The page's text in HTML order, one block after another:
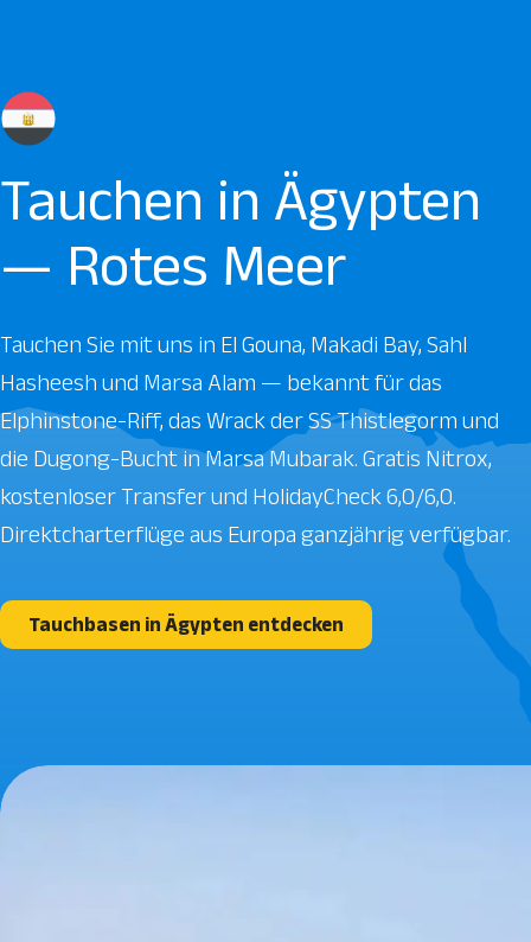
Tauchen in Ägypten
— Rotes Meer
Tauchen Sie mit uns in El Gouna, Makadi Bay, Sahl
Hasheesh und Marsa Alam — bekannt für das
Elphinstone-Riff, das Wrack der SS Thistlegorm und
die Dugong-Bucht in Marsa Mubarak. Gratis Nitrox,
kostenloser Transfer und HolidayCheck 6,0/6,0.
Direktcharterflüge aus Europa ganzjährig verfügbar.
Tauchbasen in Ägypten entdecken